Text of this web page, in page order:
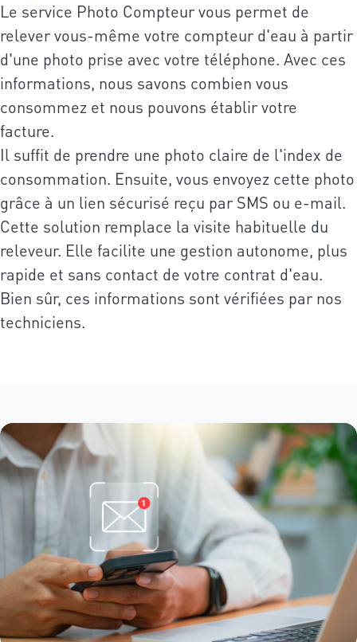
Le service Photo Compteur vous permet de
relever vous-même votre compteur d'eau à partir
d'une photo prise avec votre téléphone. Avec ces
informations, nous savons combien vous
consommez et nous pouvons établir votre
facture.
Il suffit de prendre une photo claire de l'index de
consommation. Ensuite, vous envoyez cette photo
grâce à un lien sécurisé reçu par SMS ou e-mail.
Cette solution remplace la visite habituelle du
releveur. Elle facilite une gestion autonome, plus
rapide et sans contact de votre contrat d'eau.
Bien sûr, ces informations sont vérifiées par nos
techniciens.